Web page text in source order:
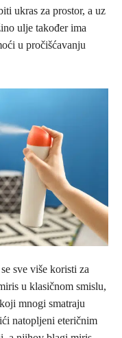
ukras za prostor, a uz
ulje također ima
u pročišćavanju
sve više koristi za
u klasičnom smislu,
mnogi smatraju
natopljeni eteričnim